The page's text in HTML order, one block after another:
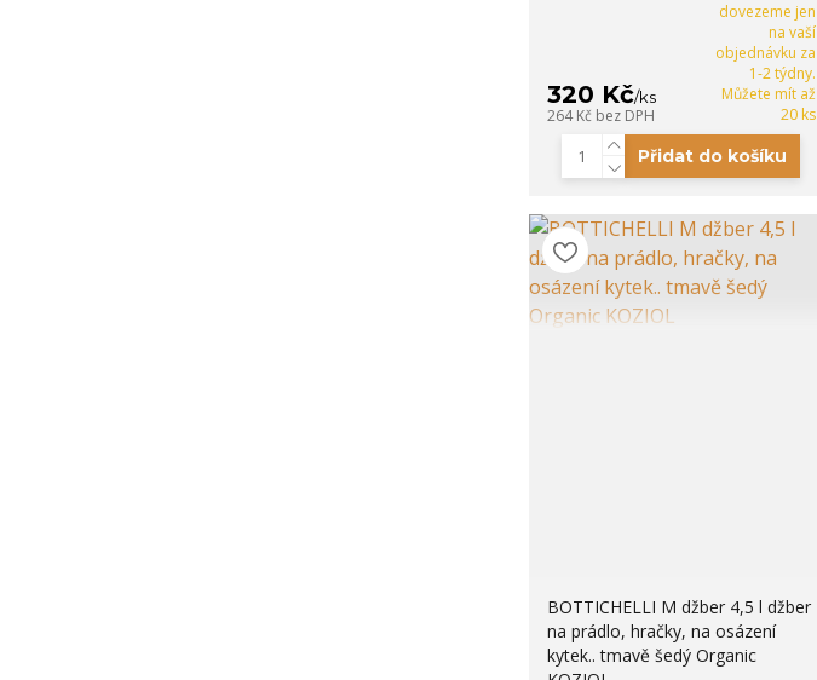
320 Kč/ks
264 Kč bez DPH
dovezeme jen
na vaší
objednávku za
1-2 týdny.
Můžete mít až
20 ks
Přidat do košíku
BOTTICHELLI M džber 4,5 l džber
na prádlo, hračky, na osázení
kytek.. tmavě šedý Organic